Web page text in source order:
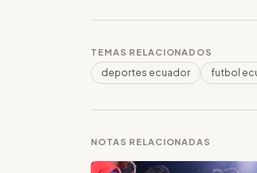
TEMAS RELACIONADOS
deportes ecuador futbol
NOTAS RELACIONADAS